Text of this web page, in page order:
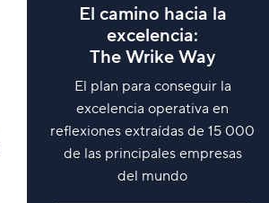
El camino hacia la
excelencia:
The Wrike Way
El plan para conseguir la
excelencia operativa en
reflexiones extraídas de 15 000
de las principales empresas
del mundo